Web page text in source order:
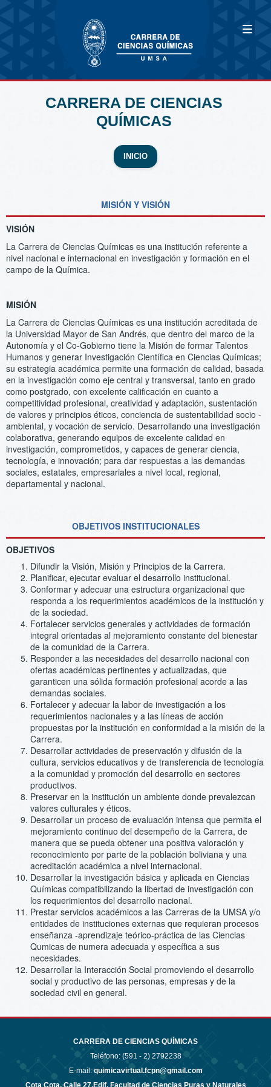
CARRERA DE CIENCIAS
QUÍMICAS
INICIO
MISIÓN Y VISIÓN
VISIÓN
La Carrera de Ciencias Químicas es una institución referente a
nivel nacional e internacional en investigación y formación en el
campo de la Química.
MISIÓN
La Carrera de Ciencias Químicas es una institución acreditada de
la Universidad Mayor de San Andrés, que dentro del marco de la
Autonomía y el Co-Gobierno tiene la Misión de formar Talentos
Humanos y generar Investigación Científica en Ciencias Químicas;
su estrategia académica permite una formación de calidad, basada
en la investigación como eje central y transversal, tanto en grado
como postgrado, con excelente calificación en cuanto a
competitividad profesional, creatividad y adaptación, sustentación
de valores y principios éticos, conciencia de sustentabilidad socio -
ambiental, y vocación de servicio. Desarrollando una investigación
colaborativa, generando equipos de excelente calidad en
investigación, comprometidos, y capaces de generar ciencia,
tecnología, e innovación; para dar respuestas a las demandas
sociales, estatales, empresariales a nivel local, regional,
departamental y nacional.
OBJETIVOS INSTITUCIONALES
OBJETIVOS
Difundir la Visión, Misión y Principios de la Carrera.
Planificar, ejecutar evaluar el desarrollo institucional.
Conformar y adecuar una estructura organizacional que
responda a los requerimientos académicos de la institución y
de la sociedad.
Fortalecer servicios generales y actividades de formación
integral orientadas al mejoramiento constante del bienestar
de la comunidad de la Carrera.
Responder a las necesidades del desarrollo nacional con
ofertas académicas pertinentes y actualizadas, que
garanticen una sólida formación profesional acorde a las
demandas sociales.
Fortalecer y adecuar la labor de investigación a los
requerimientos nacionales y a las líneas de acción
propuestas por la institución en conformidad a la misión de la
Carrera.
Desarrollar actividades de preservación y difusión de la
cultura, servicios educativos y de transferencia de tecnología
a la comunidad y promoción del desarrollo en sectores
productivos.
Preservar en la institución un ambiente donde prevalezcan
valores culturales y éticos.
Desarrollar un proceso de evaluación intensa que permita el
mejoramiento continuo del desempeño de la Carrera, de
manera que se pueda obtener una positiva valoración y
reconocimiento por parte de la población boliviana y una
acreditación académica a nivel internacional.
Desarrollar la investigación básica y aplicada en Ciencias
Químicas compatibilizando la libertad de investigación con
los requerimientos del desarrollo nacional.
Prestar servicios académicos a las Carreras de la UMSA y/o
entidades de instituciones externas que requieran procesos
enseñanza -aprendizaje teórico-práctica de las Ciencias
Qumicas de numera adecuada y específica a sus
necesidades.
Desarrollar la Interacción Social promoviendo el desarrollo
social y productivo de las personas, empresas y de la
sociedad civil en general.
CARRERA DE CIENCIAS QUÍMICAS
Teléfono: (591 - 2) 2792238
E-mail: quimicavirtual.fcpn@gmail.com
Cota Cota, Calle 27,Edif. Facultad de Ciencias Puras y Naturales